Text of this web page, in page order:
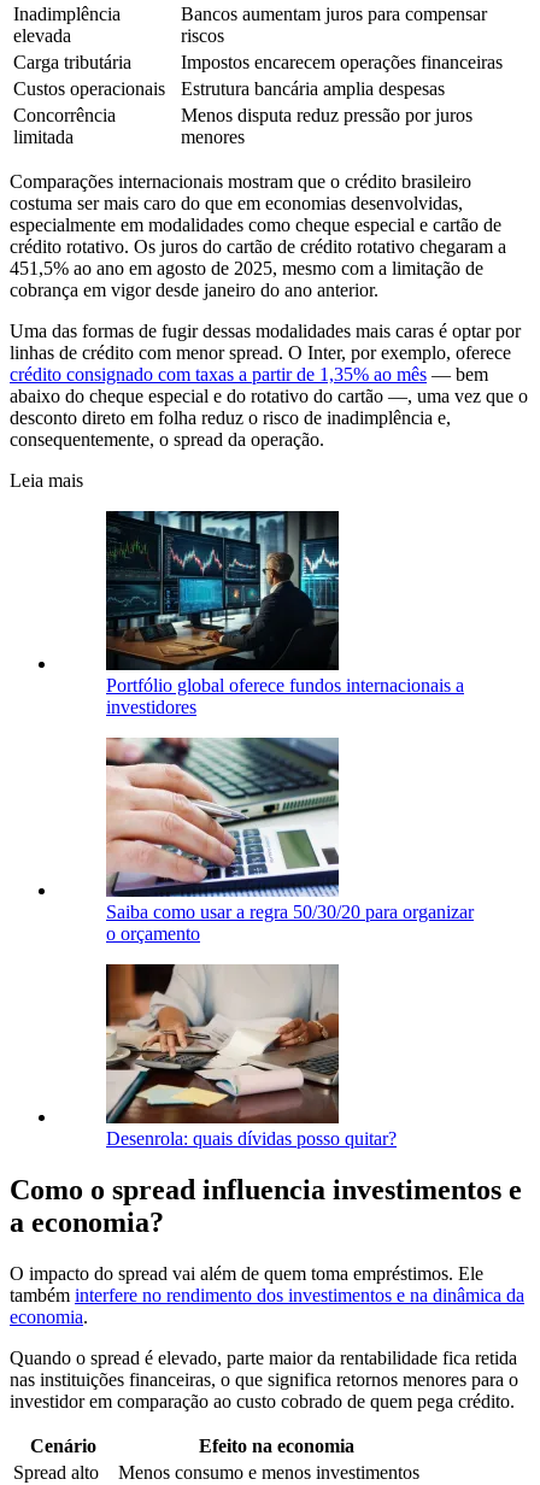
Inadimplência
elevada
Bancos aumentam juros para compensar
riscos
Carga tributária
Impostos encarecem operações financeiras
Custos operacionais
Estrutura bancária amplia despesas
Concorrência
limitada
Menos disputa reduz pressão por juros
menores
Comparações internacionais mostram que o crédito brasileiro
costuma ser mais caro do que em economias desenvolvidas,
especialmente em modalidades como cheque especial e cartão de
crédito rotativo. Os juros do cartão de crédito rotativo chegaram a
451,5% ao ano em agosto de 2025, mesmo com a limitação de
cobrança em vigor desde janeiro do ano anterior.
Uma das formas de fugir dessas modalidades mais caras é optar por
linhas de crédito com menor spread. O Inter, por exemplo, oferece
crédito consignado com taxas a partir de 1,35% ao mês — bem
abaixo do cheque especial e do rotativo do cartão —, uma vez que o
desconto direto em folha reduz o risco de inadimplência e,
consequentemente, o spread da operação.
Leia mais
Portfólio global oferece fundos internacionais a
investidores
Saiba como usar a regra 50/30/20 para organizar
o orçamento
Desenrola: quais dívidas posso quitar?
Como o spread influencia investimentos e
a economia?
O impacto do spread vai além de quem toma empréstimos. Ele
também interfere no rendimento dos investimentos e na dinâmica da
economia.
Quando o spread é elevado, parte maior da rentabilidade fica retida
nas instituições financeiras, o que significa retornos menores para o
investidor em comparação ao custo cobrado de quem pega crédito.
Cenário
Efeito na economia
Spread alto
Menos consumo e menos investimentos